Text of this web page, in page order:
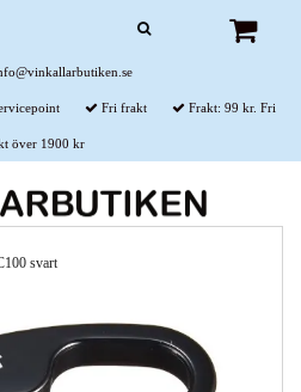
Fri frakt Frakt: 99 kr. Fri
över 1900 kr
svart